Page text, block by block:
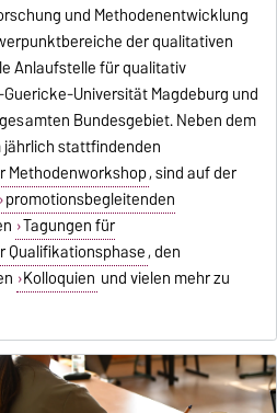
und Methodenentwicklung
der qualitativen
Anlaufstelle für qualitativ
Universität Magdeburg und
Bundesgebiet. Neben dem
stattfindenden
Methodenworkshop, sind auf der
promotionsbegleitenden
Tagungen für
, den
Kolloquien und vielen mehr zu